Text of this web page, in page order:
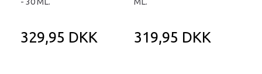
329,95 DKK 319,95 DKK